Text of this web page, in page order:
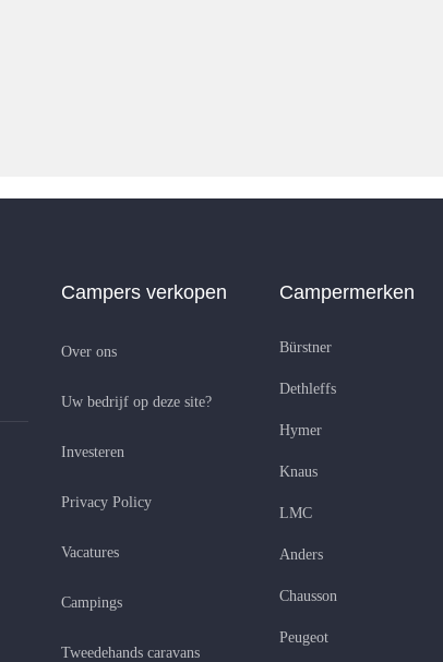
Campers verkopen
Over ons
Uw bedrijf op deze site?
Investeren
Privacy Policy
Vacatures
Campings
Tweedehands caravans
Campermerken
Bürstner
Dethleffs
Hymer
Knaus
LMC
Anders
Chausson
Peugeot